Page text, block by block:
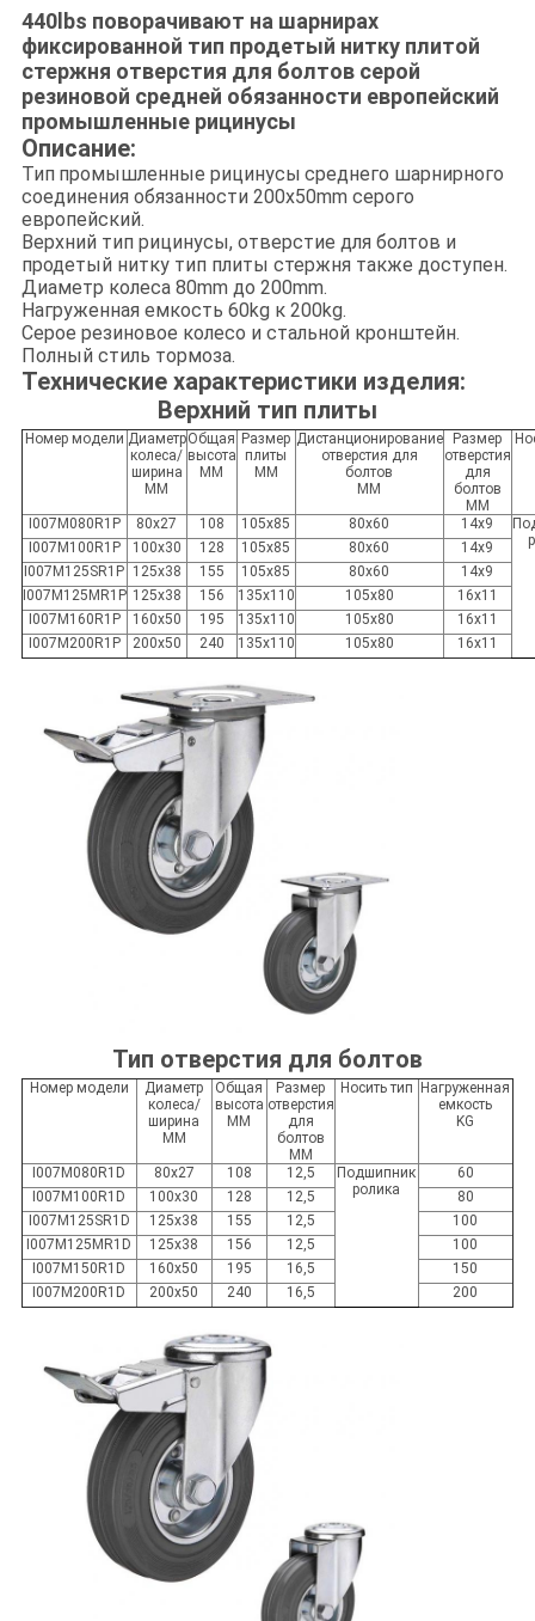
440lbs поворачивают на шарнирах
фиксированной тип продетый нитку плитой
стержня отверстия для болтов серой
резиновой средней обязанности европейский
промышленные рицинусы
Описание:
Тип промышленные рицинусы среднего шарнирного
соединения обязанности 200x50mm серого
европейский.
Верхний тип рицинусы, отверстие для болтов и
продетый нитку тип плиты стержня также доступен.
Диаметр колеса 80mm до 200mm.
Нагруженная емкость 60kg к 200kg.
Серое резиновое колесо и стальной кронштейн.
Полный стиль тормоза.
Технические характеристики изделия:
Верхний тип плиты
Номер модели Диаметр
колеса/
ширина
MM
Общая
высота
MM
Размер
плиты
MM
Дистанционирование
отверстия для
болтов
MM
Размер
отверстия
для
болтов
MM
I007M080R1P 80x27 108 105x85 80x60 14x9
I007M100R1P 100x30 128 105x85 80x60
14x9
I007M125SR1P 125x38 155 105x85 80x60
14x9
I007M125MR1P 125x38 156 135x110 105x80
16x11
I007M160R1P
160x50 195 135x110 105x80
16x11
I007M200R1P
200x50 240 135x110 105x80 16x11
Тип отверстия для болтов
Номер модели
Диаметр
колеса/
ширина
MM
Общая
высота
MM
Размер
отверстия
для
болтов
MM
Носить тип
Нагруженная
емкость
KG
I007M080R1D 80x27 108 12,5
Подшипник
ролика
60
I007M100R1D
100x30 128 12,5
80
I007M125SR1D
125x38 155 12,5
100
I007M125MR1D
125x38 156 12,5
100
I007M150R1D
160x50 195 16,5
150
I007M200R1D
200x50 240 16,5 200